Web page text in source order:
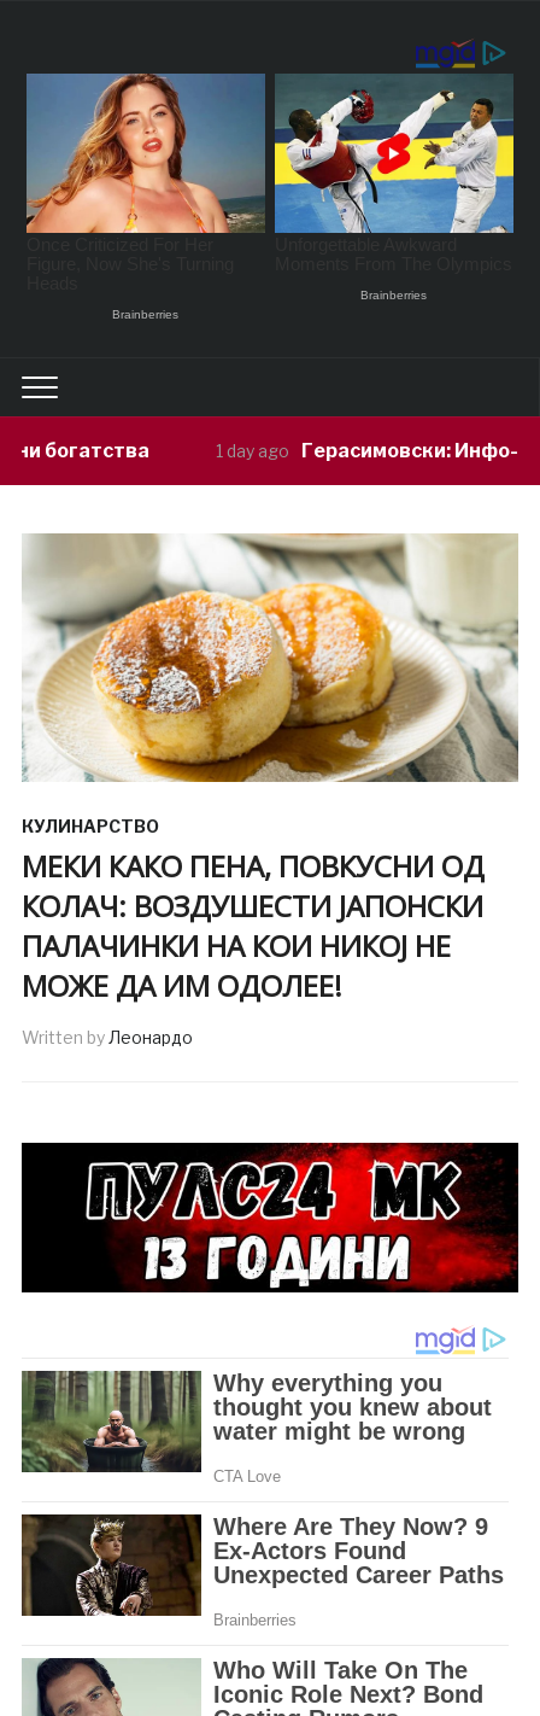
1 day ago Герасимовски: Инфо-штандови и
КУЛИНАРСТВО
МЕКИ КАКО ПЕНА, ПОВКУСНИ ОД
КОЛАЧ: ВОЗДУШЕСТИ ЈАПОНСКИ
ПАЛАЧИНКИ НА КОИ НИКОЈ НЕ
МОЖЕ ДА ИМ ОДОЛЕЕ!
Written byЛеонардо